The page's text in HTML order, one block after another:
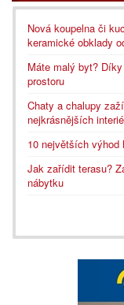
Nová koupelna či
keramické obklady
Máte malý byt?
prostoru
Chaty a chalupy
nejkrásnějších
10 největších
Jak zařídit terasu?
nábytku